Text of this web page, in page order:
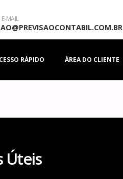
E-MAIL
RÁPIDO ÁREA DO CLIENTE
Úteis